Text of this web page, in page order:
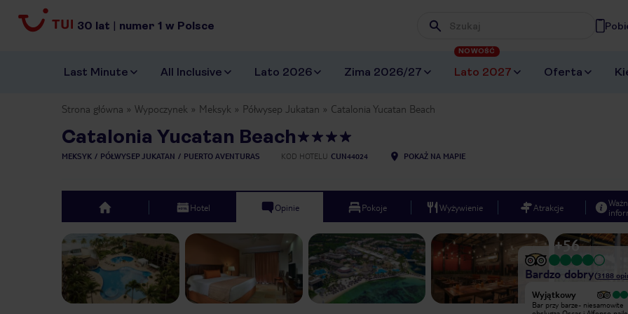
30 lat | numer 1 w Polsce Wpisz frazę, której szukasz
Last Minute All Inclusive Lato 2026 Zima 2026/27 Lato 2027
NOWOŚĆ
Oferta
Strona główna Wypoczynek Meksyk Półwysep Jukatan Catalonia Yucatan Beach
Catalonia Yucatan Beach
MEKSYK PÓŁWYSEP JUKATAN PUERTO AVENTURAS KOD HOTELU CUN44024 POKAŻ NA MAPIE
top Hotel Opinie Pokoje Wyżywienie Atrakcje
Previous slide +56
Bardzo dobry(3188
Szkoda ze nikt wcześniej nie
Wyjątkowy
Bar przy barze- niesamowite